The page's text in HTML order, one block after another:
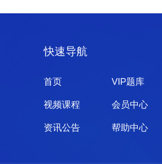
快速导航
首页 VIP题库
视频课程 会员中心
资讯公告 帮助中心